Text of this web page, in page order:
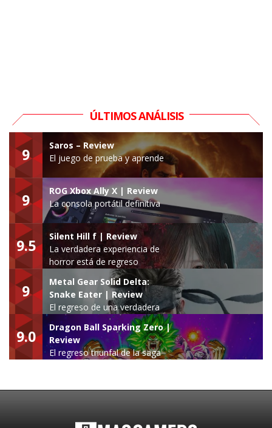
ÚLTIMOS ANÁLISIS
9
Saros – Review
El juego de prueba y aprende
9
ROG Xbox Ally X | Review
La consola portátil definitiva
9.5
Silent Hill f | Review
La verdadera experiencia de
horror está de regreso
9
Metal Gear Solid Delta:
Snake Eater | Review
El regreso de una verdadera
leyenda
9.0
Dragon Ball Sparking Zero |
Review
El regreso triunfal de la saga